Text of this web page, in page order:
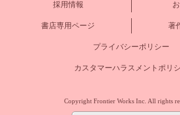
採用情報
書店専用ページ 著
プライバシーポリシー
カスタマーハラスメントポリ
Copyright Frontier Works Inc. All rights